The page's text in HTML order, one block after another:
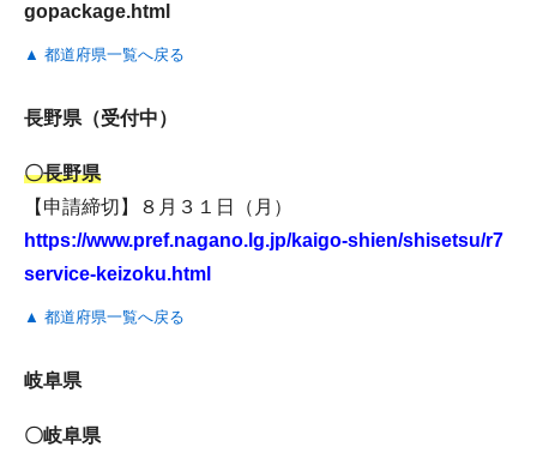
gopackage.html
▲ 都道府県一覧へ戻る
長野県（受付中）
〇長野県
【申請締切】８月３１日（月）
https://www.pref.nagano.lg.jp/kaigo-shien/shisetsu/r7
service-keizoku.html
▲ 都道府県一覧へ戻る
岐阜県
〇岐阜県